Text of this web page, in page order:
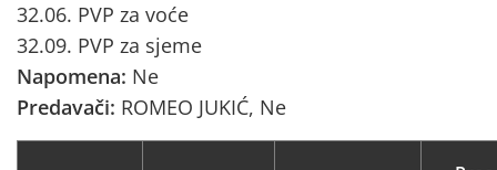
32.06. PVP za voće
32.09. PVP za sjeme
Napomena: Ne
Predavači: ROMEO JUKIĆ, Ne